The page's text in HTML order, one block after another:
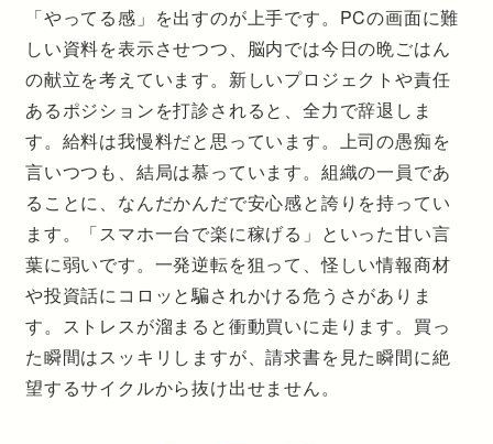
「やってる感」を出すのが上手です。PCの画面に難
しい資料を表示させつつ、脳内では今日の晩ごはん
の献立を考えています。新しいプロジェクトや責任
あるポジションを打診されると、全力で辞退しま
す。給料は我慢料だと思っています。上司の愚痴を
言いつつも、結局は慕っています。組織の一員であ
ることに、なんだかんだで安心感と誇りを持ってい
ます。「スマホ一台で楽に稼げる」といった甘い言
葉に弱いです。一発逆転を狙って、怪しい情報商材
や投資話にコロッと騙されかける危うさがありま
す。ストレスが溜まると衝動買いに走ります。買っ
た瞬間はスッキリしますが、請求書を見た瞬間に絶
望するサイクルから抜け出せません。